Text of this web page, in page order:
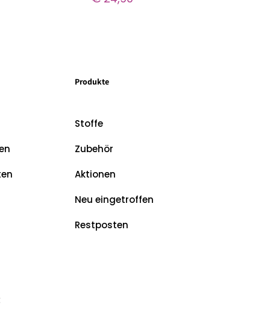
Produkte
Stoffe
Zubehör
Aktionen
Neu eingetroffen
Restposten